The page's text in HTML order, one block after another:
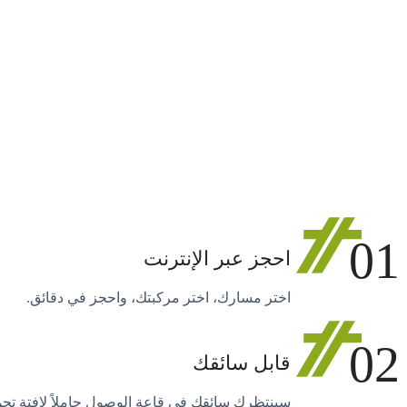
01 احجز عبر الإنترنت
اختر مسارك، اختر مركبتك، واحجز في دقائق.
02 قابل سائقك
سينتظرك سائقك في قاعة الوصول حاملاً لافتة